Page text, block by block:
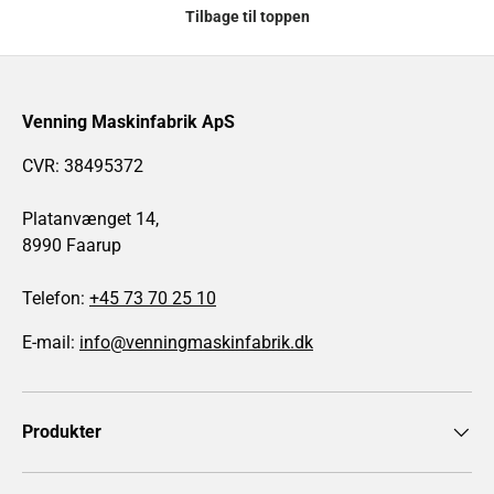
Tilbage til toppen
Venning Maskinfabrik ApS
CVR: 38495372
Platanvænget 14,
8990 Faarup
Telefon: +45 73 70 25 10
E-mail: info@venningmaskinfabrik.dk
Produkter